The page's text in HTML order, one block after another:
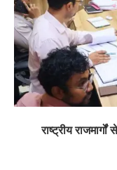
राष्ट्रीय